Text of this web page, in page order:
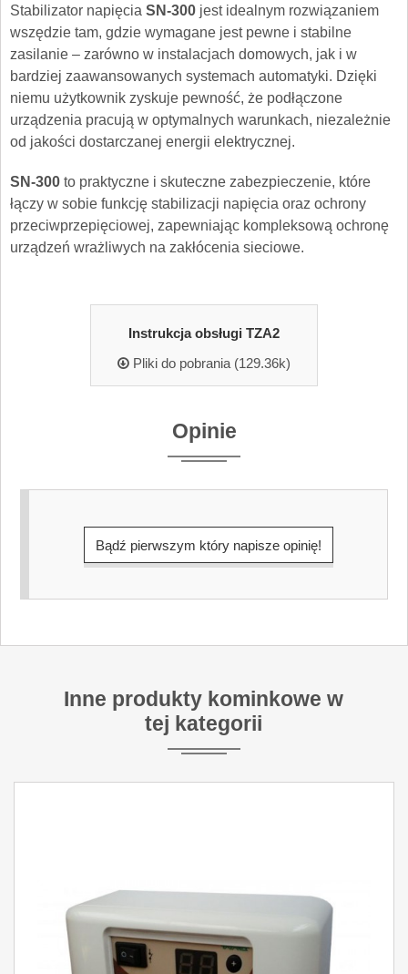
Stabilizator napięcia SN-300 jest idealnym rozwiązaniem
wszędzie tam, gdzie wymagane jest pewne i stabilne
zasilanie – zarówno w instalacjach domowych, jak i w
bardziej zaawansowanych systemach automatyki. Dzięki
niemu użytkownik zyskuje pewność, że podłączone
urządzenia pracują w optymalnych warunkach, niezależnie
od jakości dostarczanej energii elektrycznej.
SN-300 to praktyczne i skuteczne zabezpieczenie, które
łączy w sobie funkcję stabilizacji napięcia oraz ochrony
przeciwprzepięciowej, zapewniając kompleksową ochronę
urządzeń wrażliwych na zakłócenia sieciowe.
Instrukcja obsługi TZA2
Pliki do pobrania (129.36k)
Opinie
Bądź pierwszym który napisze opinię!
Inne produkty kominkowe w
tej kategorii